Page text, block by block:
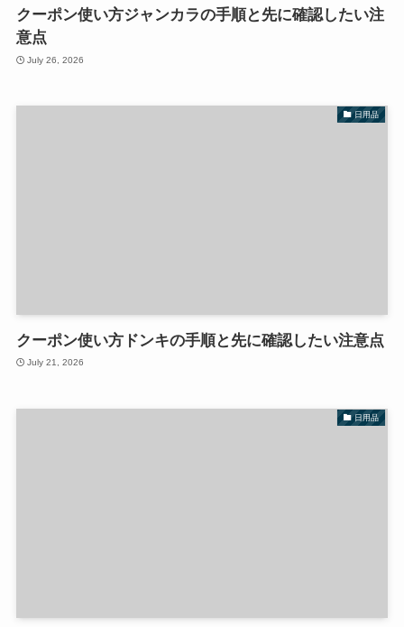
クーポン使い方ジャンカラの手順と先に確認したい注
意点
July 26, 2026
日用品
クーポン使い方ドンキの手順と先に確認したい注意点
July 21, 2026
日用品